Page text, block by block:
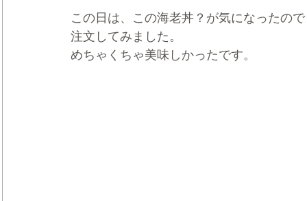
この日は、この海老丼？が気になったので
注文してみました。
めちゃくちゃ美味しかったです。